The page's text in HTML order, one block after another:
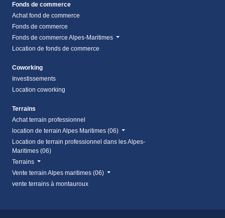
Fonds de commerce
Achat fond de commerce
Fonds de commerce
Fonds de commerce Alpes-Maritimes
Location de fonds de commerce
Coworking
Investissements
Location coworking
Terrains
Achat terrain professionnel
location de terrain Alpes Maritimes (06)
Location de terrain professionnel dans les Alpes-
Maritimes (06)
Terrains
Vente terrain Alpes maritimes (06)
vente terrains à montauroux